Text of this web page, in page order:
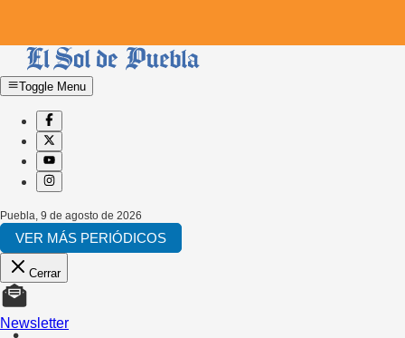
Toggle Menu
Puebla 9 de agosto de 2026
VER MÁS PERIÓDICOS
Cerrar
Newsletter